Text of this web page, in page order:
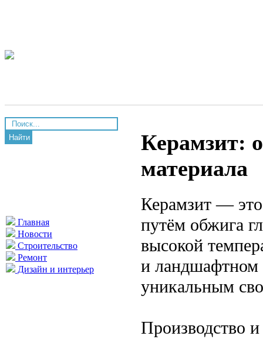
Найти
Главная
Новости
Строительство
Ремонт
Дизайн и интерьер
Керамзит:
материала
Керамзит —
путём обжига
высокой
и ландшафтном
уникальным
Производство и